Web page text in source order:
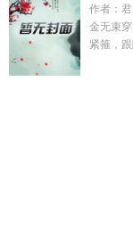
作者：君
金无束
紧箍，